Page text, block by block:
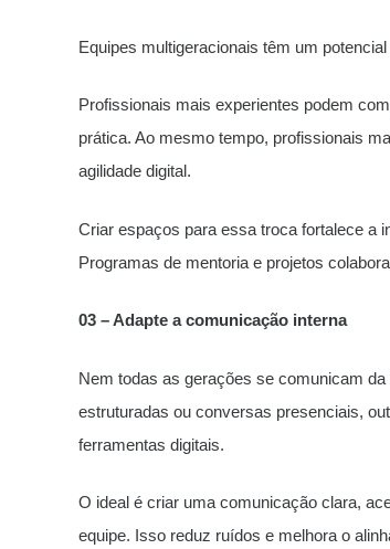
Equipes multigeracionais têm um
Profissionais mais experientes podem
prática. Ao mesmo tempo, profissionais
agilidade digital.
Criar espaços para essa troca fortalece a
Programas de mentoria e projetos
03 – Adapte a comunicação interna
Nem todas as gerações se comunicam
estruturadas ou conversas presenciais,
ferramentas digitais.
O ideal é criar uma comunicação clara,
equipe. Isso reduz ruídos e melhora o